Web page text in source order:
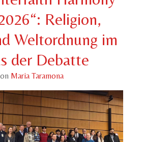
Religion,
Weltordnung im
der Debatte
Maria Taramona